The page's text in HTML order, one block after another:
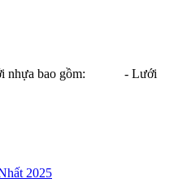
lưới nhựa bao gồm: - Lưới
2025